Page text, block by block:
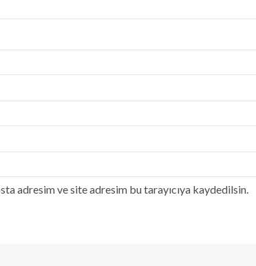
adresim ve site adresim bu tarayıcıya kaydedilsin.